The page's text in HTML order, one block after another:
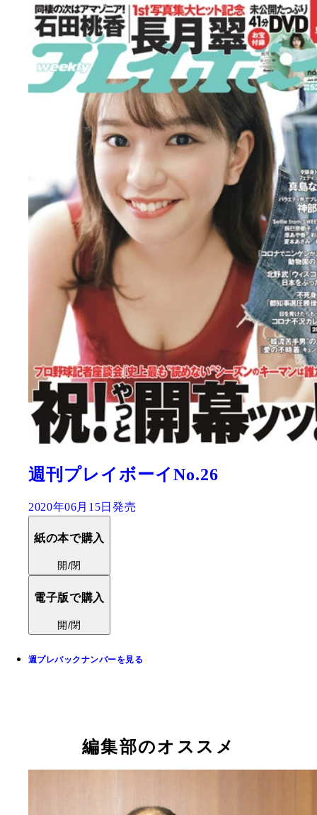
週刊プレイボーイNo.26
2020年06月15日発売
紙の本で購入
開/閉
電子版で購入
開/閉
週プレバックナンバーを見る
編集部のオススメ